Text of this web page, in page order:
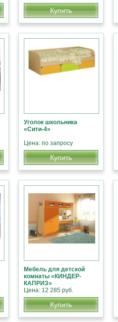
Купить
Уголок школьника
«Сити-4»
Цена: по запросу
Купить
Мебель для детской
комнаты «КИНДЕР-
КАПРИЗ»
Цена: 12 285 руб.
Купить